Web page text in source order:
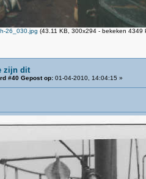
26_030.jpg (43.11 KB, 300x294 - bekeken 4349
zijn dit
#40 Gepost op:01-04-2010, 14:04:15 »